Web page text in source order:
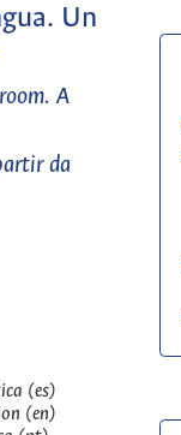
Un
A
da
(es)
(en)